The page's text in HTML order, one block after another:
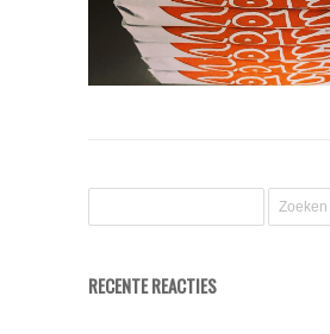
RECENTE REACTIES